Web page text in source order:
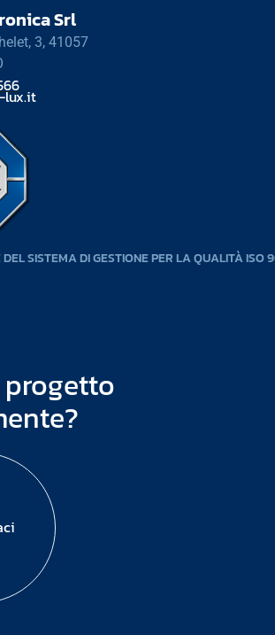
Srl
3, 41057
lux.it
DEL SISTEMA DI GESTIONE PER LA QUALITÀ ISO